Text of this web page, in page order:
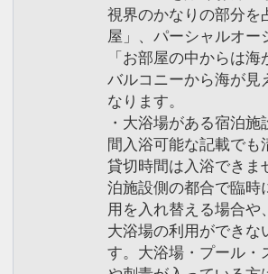
視界のかなりの部分を
屋」、パーシャルオー
「お部屋の中からは
バルコニーから海が見
なります。
・大浴場がある宿泊
間入浴可能な記載でも
貸切時間は入浴できま
泊施設側の都合で臨時
用を入れ替える場合や
大浴場の利用ができな
す。大浴場・プール・